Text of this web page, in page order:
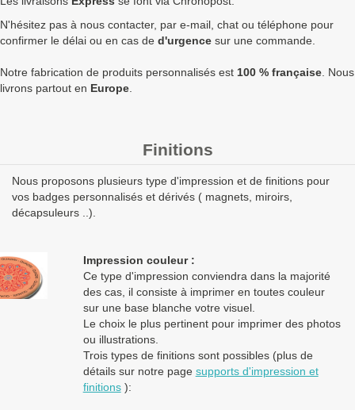
2500 0,87 € 1,04 € 2 610,00 €
Quantités Prix unitaire HT
personnalisé
Les clients Français paient le prix TTC (TVA 20%).
Les clients dans l’Union Européenne
possédant un numéro de
TVA intra-communautaire
N'hésitez pas à nous contacter, par e-mail, chat ou téléphone pour
confirmer le délai ou en cas de d'urgence sur une commande.
Notre fabrication de produits personnalisés est 100 % française. Nous
livrons partout en Europe.
Finitions
Nous proposons plusieurs type d'impression et de finitions pour
vos badges personnalisés et dérivés ( magnets, miroirs,
décapsuleurs ..).
Impression couleur :
Ce type d'impression conviendra dans la majorité
des cas, il consiste à imprimer en toutes couleur
sur une base blanche votre visuel.
Le choix le plus pertinent pour imprimer des photos
ou illustrations.
Trois types de finitions sont possibles (plus de
détails sur notre page supports d'impression et
finitions):